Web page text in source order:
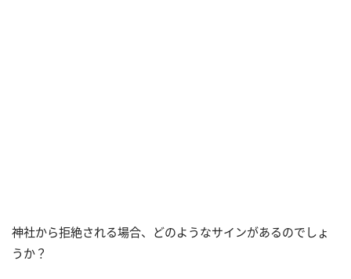
神社から拒絶される場合、どのようなサインがあるのでしょ
うか？